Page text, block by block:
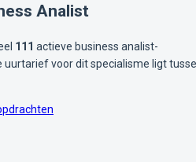
Analist
111 actieve business analist-
uurtarief voor dit specialisme ligt